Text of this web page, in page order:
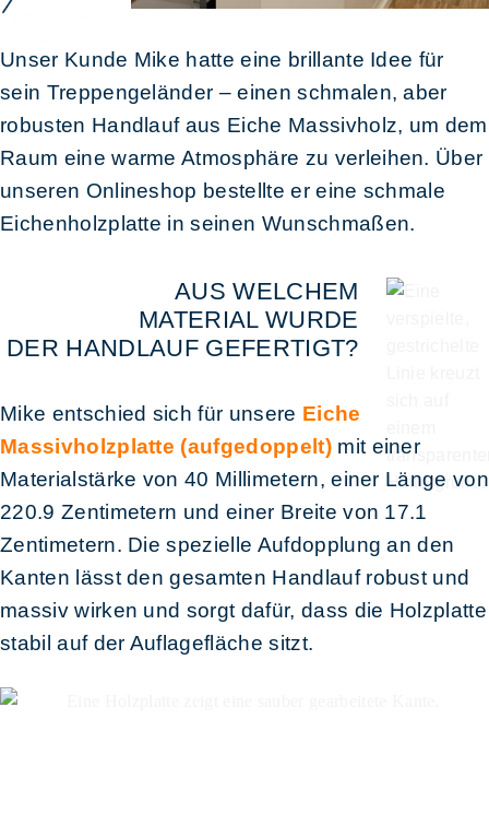
Unser Kunde Mike hatte eine brillante Idee für
sein Treppengeländer – einen schmalen, aber
robusten Handlauf aus Eiche Massivholz, um dem
Raum eine warme Atmosphäre zu verleihen. Über
unseren Onlineshop bestellte er eine schmale
Eichenholzplatte in seinen Wunschmaßen.
AUS WELCHEM
MATERIAL WURDE
DER HANDLAUF GEFERTIGT?
Mike entschied sich für unsere Eiche
Massivholzplatte (aufgedoppelt)mit einer
Materialstärke von 40 Millimetern, einer Länge von
220.9 Zentimetern und einer Breite von 17.1
Zentimetern. Die spezielle Aufdopplung an den
Kanten lässt den gesamten Handlauf robust und
massiv wirken und sorgt dafür, dass die Holzplatte
stabil auf der Auflagefläche sitzt.